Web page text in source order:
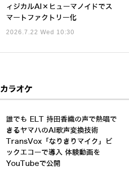
ィジカルAI×ヒューマノイドでス
マートファクトリー化
2026.7.22 Wed 10:30
カラオケ
誰でも ELT 持田香織の声で熱唱で
きるヤマハのAI歌声変換技術
TransVox「なりきりマイク」ビ
ックエコーで導入 体験動画を
YouTubeで公開